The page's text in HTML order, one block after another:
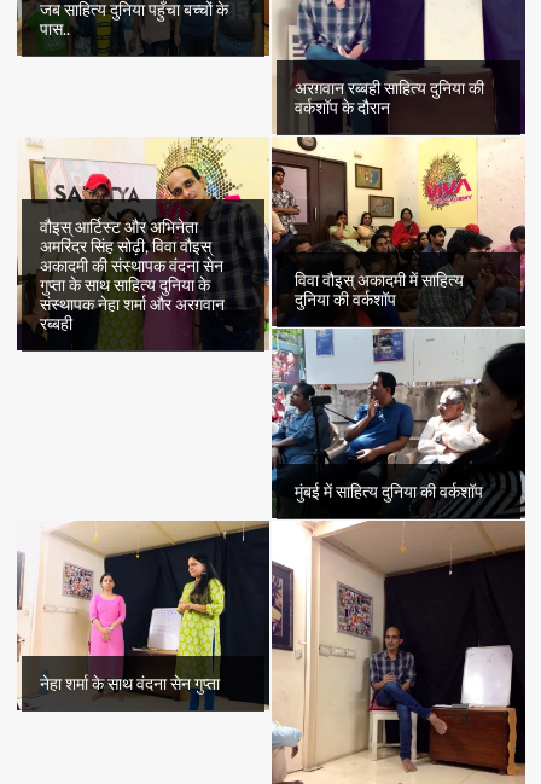
जब साहित्य दुनिया पहुँचा बच्चों के
पास..
अरग़वान रब्बही साहित्य दुनिया की
वर्कशॉप के दौरान
वौइस् आर्टिस्ट और अभिनेता
अमरिंदर सिंह सोढ़ी, विवा वौइस्
अकादमी की संस्थापक वंदना सेन
गुप्ता के साथ साहित्य दुनिया के
संस्थापक नेहा शर्मा और अरग़वान
रब्बही
विवा वौइस् अकादमी में साहित्य
दुनिया की वर्कशॉप
मुंबई में साहित्य दुनिया की वर्कशॉप
नेहा शर्मा के साथ वंदना सेन गुप्ता